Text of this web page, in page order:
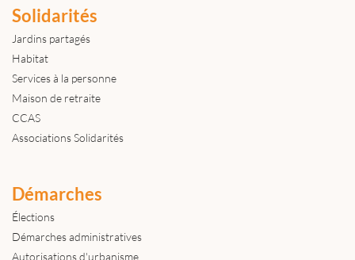
Solidarités
Jardins partagés
Habitat
Services à la personne
Maison de retraite
CCAS
Associations Solidarités
Démarches
Élections
Démarches administratives
Autorisations d'urbanisme